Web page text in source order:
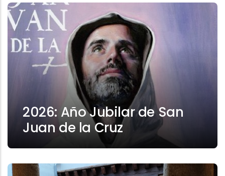
2026: Año Jubilar de San
Juan de la Cruz